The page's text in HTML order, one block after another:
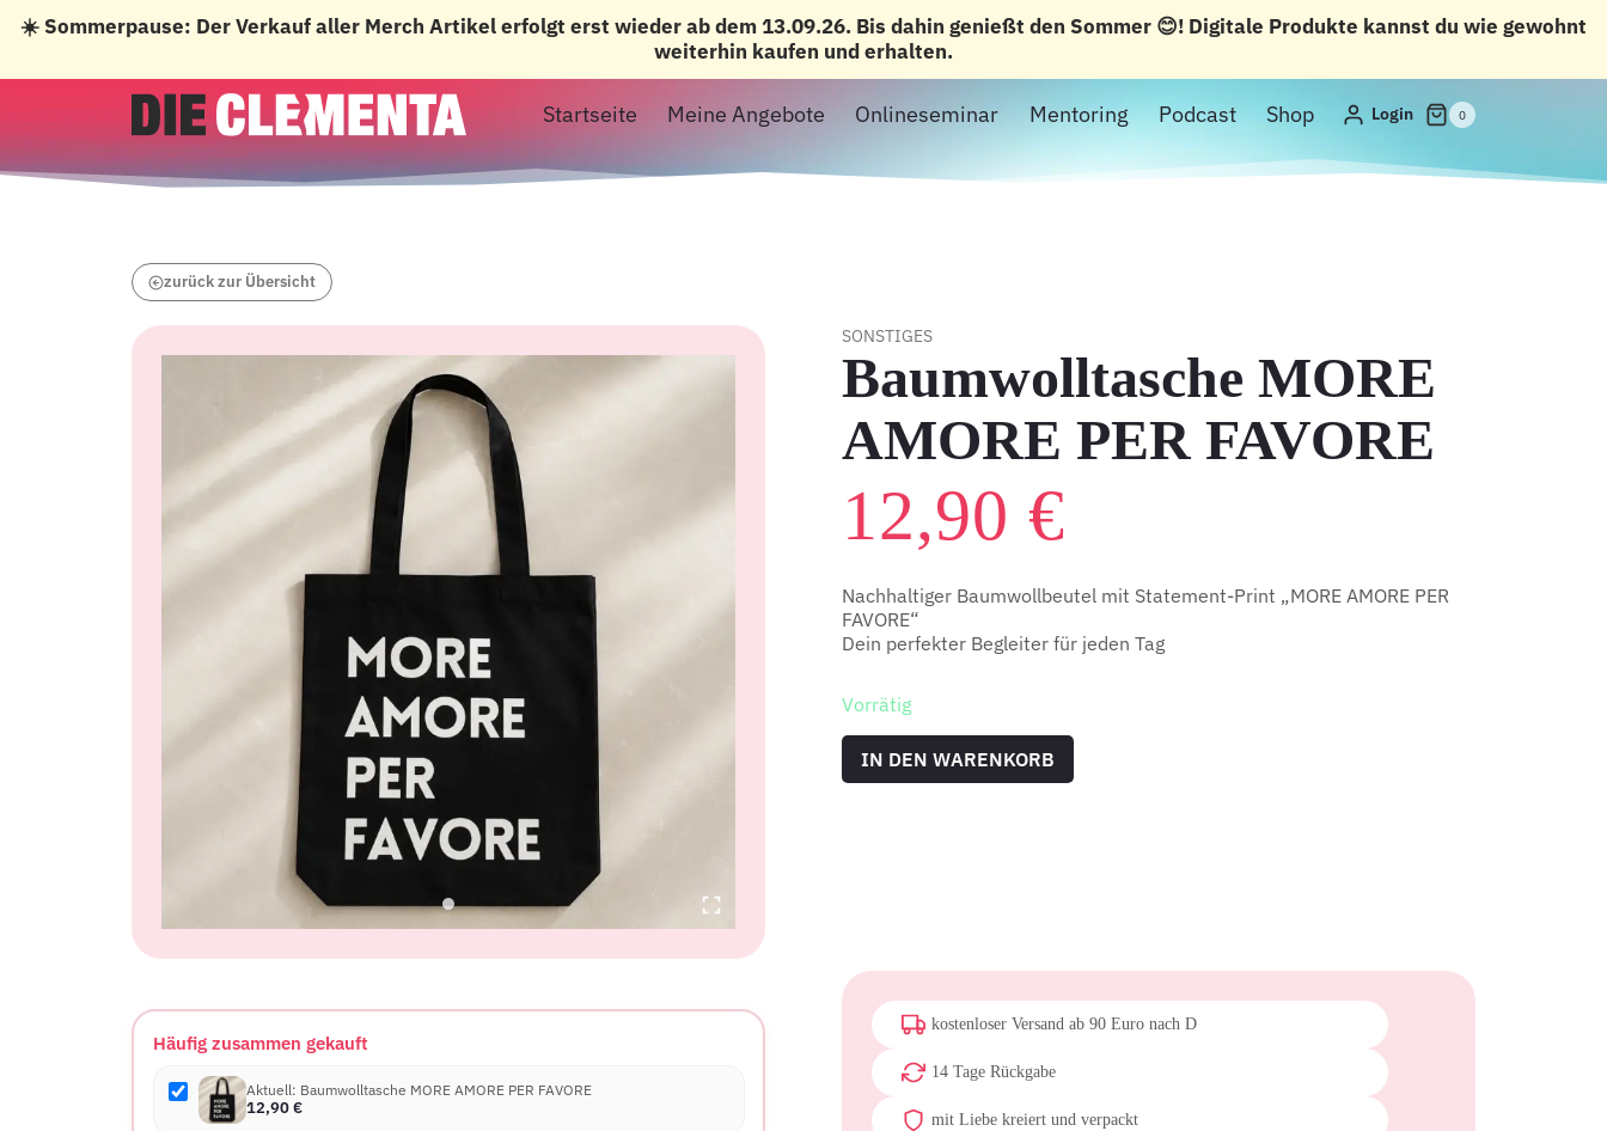
☀️ Sommerpause: Der Verkauf aller Merch Artikel erfolgt erst wieder ab dem 13.09.26. Bis dahin genießt den Sommer 😊! Digitale Produkte kannst du wie gewohnt
weiterhin kaufen und erhalten.
springen
Startseite Meine Angebote Onlineseminar Mentoring Podcast Shop Login 0
zurück zur Übersicht
SONSTIGES
Baumwolltasche MORE
AMORE PER FAVORE
12,90 €
Nachhaltiger Baumwollbeutel mit Statement-Print „MORE AMORE PER
FAVORE“
Dein perfekter Begleiter für jeden Tag
Vorrätig
Baumwolltasche
MORE
IN DEN WARENKORB
Häufig zusammen gekauft
Aktuell: Baumwolltasche MORE AMORE PER FAVORE
12,90€
kostenloser Versand ab 90 Euro nach D
14 Tage Rückgabe
mit Liebe kreiert und verpackt